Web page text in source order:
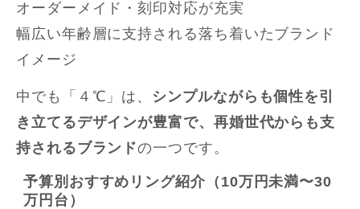
オーダーメイド・刻印対応が充実
幅広い年齢層に支持される落ち着いたブランド
イメージ
中でも「４℃」は、 シンプルながらも個性を引
き立てるデザインが豊富で、再婚世代からも支
持されるブランドの一つです。
予算別おすすめリング紹介（10万円未満〜30
万円台）